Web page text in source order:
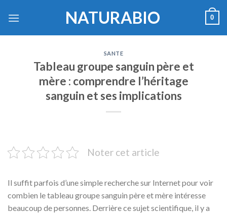
NATURABIO 0
SANTE
Tableau groupe sanguin père et
mère : comprendre l’héritage
sanguin et ses implications
Noter cet article
Il suffit parfois d’une simple recherche sur Internet pour voir
combien le tableau groupe sanguin père et mère intéresse
beaucoup de personnes. Derrière ce sujet scientifique, il y a